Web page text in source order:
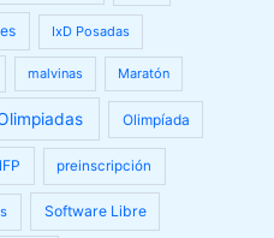
IxD Posadas
malvinas Maratón
Olimpíada
preinscripción
Software Libre